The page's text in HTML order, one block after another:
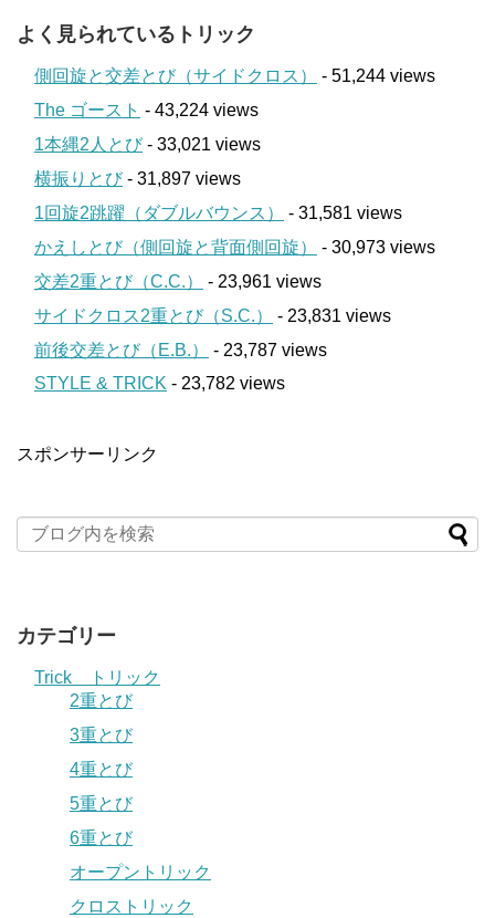
よく見られているトリック
側回旋と交差とび（サイドクロス）
- 51,244 views
The ゴースト - 43,224 views
1本縄2人とび- 33,021 views
横振りとび- 31,897 views
1回旋2跳躍（ダブルバウンス）
- 31,581 views
かえしとび（側回旋と背面側回旋）
- 30,973 views
交差2重とび（C.C.）
- 23,961 views
サイドクロス2重とび（S.C.）
- 23,831 views
前後交差とび（E.B.）
- 23,787 views
STYLE & TRICK - 23,782 views
スポンサーリンク
カテゴリー
Trick トリック
2重とび
3重とび
4重とび
5重とび
6重とび
オープントリック
クロストリック